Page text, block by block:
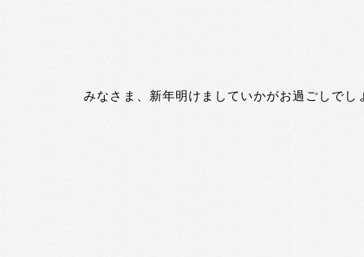
みなさま、新年明けましていかがお過ごしでし